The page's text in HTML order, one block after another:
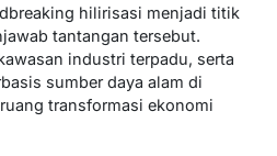
hilirisasi menjadi titik
tantangan tersebut.
industri terpadu, serta
sumber daya alam di
transformasi ekonomi